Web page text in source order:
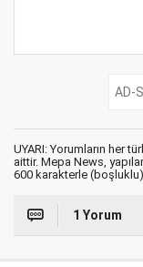
UYARI: Yorumların her
aittir. Mepa News,
600 karakterle (boşluklu)
1 Yorum